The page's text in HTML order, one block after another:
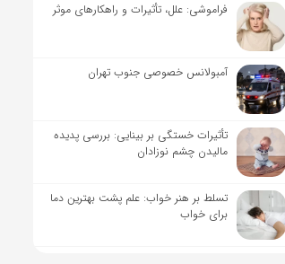
فراموشی: علل، تأثیرات و راهکارهای موثر
آمبولانس خصوصی جنوب تهران
تأثیرات خستگی بر بینایی: بررسی پدیده
مالیدن چشم نوزادان
تسلط بر هنر خواب: علم پشت بهترین دما
برای خواب